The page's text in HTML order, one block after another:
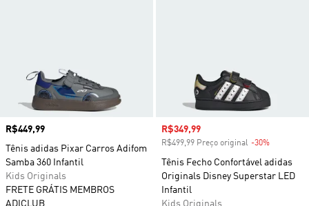
Preço
R$449,99
Tênis adidas Pixar Carros Adifom
Samba 360 Infantil
Kids Originals
FRETE GRÁTIS MEMBROS
ADICLUB
Preço com desconto
R$349,99
R$499,99 Preço original -30%
Tênis Fecho Confortável adidas
Originals Disney Superstar LED
Infantil
Kids Originals